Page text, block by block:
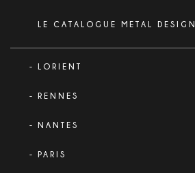
LE CATALOGUE METAL DESIGN
LORIENT
RENNES
NANTES
PARIS